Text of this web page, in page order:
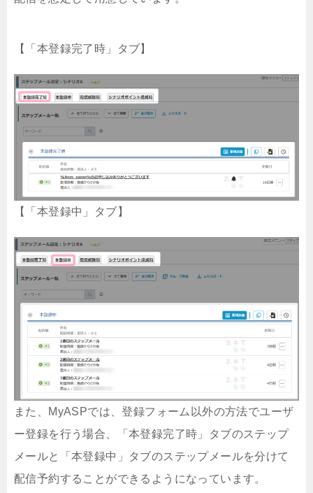
【「本登録完了時」タブ】
【「本登録中」タブ】
また、MyASPでは、登録フォーム以外の方法でユーザ
ー登録を行う場合、「本登録完了時」タブのステップ
メールと「本登録中」タブのステップメールを分けて
配信予約することができるようになっています。